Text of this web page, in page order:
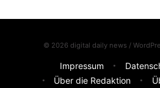
© 2026 digital daily news /
Impressum
Über die Redaktion